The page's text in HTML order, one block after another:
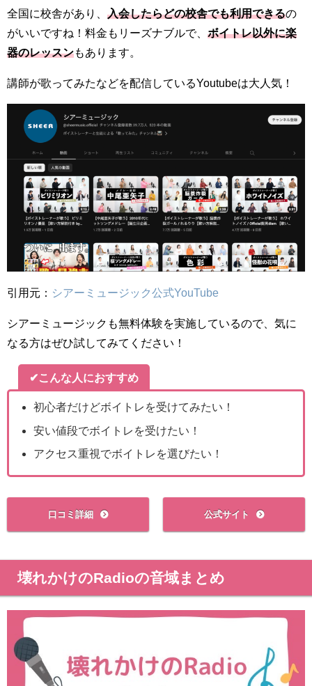
全国に校舎があり、 入会したらどの校舎でも利用できるの
がいいですね！料金もリーズナブルで、 ボイトレ以外に楽
器のレッスンもあります。
講師が歌ってみたなどを配信しているYoutubeは大人気！
引用元： シアーミュージック公式YouTube
シアーミュージックも無料体験を実施しているので、気に
なる方はぜひ試してみてください！
✔こんな人におすすめ
初心者だけどボイトレを受けてみたい！
安い値段でボイトレを受けたい！
アクセス重視でボイトレを選びたい！
口コミ詳細 公式サイト
壊れかけのRadioの音域まとめ